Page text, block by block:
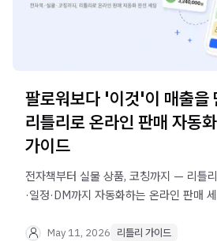
팔로워보다 '이것'이 매출을
리틀리로 온라인 판매 자동
가이드
전자책부터 실물 상품, 코칭까지 — 리틀
·일정·DM까지 자동화하는 온라인 판매
May 11, 2026 리틀리 가이드